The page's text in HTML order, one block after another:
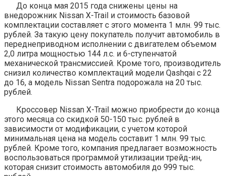
До конца мая 2015 года снижены цены на
внедорожник Nissan X-Trail и стоимость базовой
комплектации составляет с этого момента 1 млн. 99 тыс.
рублей. За такую цену покупатель получит автомобиль в
переднеприводном исполнении с двигателем объемом
2,0 литра мощностью 144 л.с. и 6-ступенчатой
механической трансмиссией. Кроме того, производитель
снизил количество комплектаций модели Qashqai c 22
до 16, а модель Nissan Sentra подорожала на 20 тыс.
рублей.
Кроссовер Nissan X-Trail можно приобрести до конца
этого месяца со скидкой 50-150 тыс. рублей в
зависимости от модификации, с учетом которой
минимальная цена на модель составит 1 млн. 99 тыс.
рублей. Кроме того, компания предлагает возможность
воспользоваться программой утилизации трейд-ин,
которая снизит стоимость автомобиля до 999 тыс.